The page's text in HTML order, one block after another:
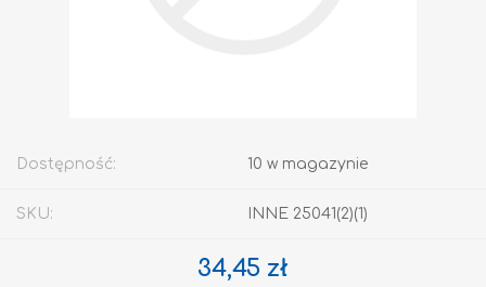
Dostępność: 10 w magazynie
SKU: INNE 25041(2)(1)
34,45 zł